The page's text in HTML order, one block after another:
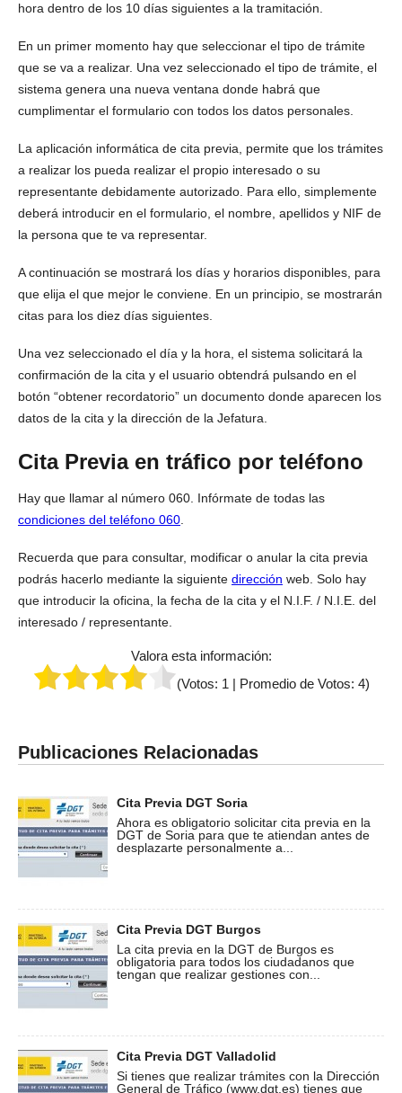
hora dentro de los 10 días siguientes a la tramitación.
En un primer momento hay que seleccionar el tipo de trámite
que se va a realizar. Una vez seleccionado el tipo de trámite, el
sistema genera una nueva ventana donde habrá que
cumplimentar el formulario con todos los datos personales.
La aplicación informática de cita previa, permite que los trámites
a realizar los pueda realizar el propio interesado o su
representante debidamente autorizado. Para ello, simplemente
deberá introducir en el formulario, el nombre, apellidos y NIF de
la persona que te va representar.
A continuación se mostrará los días y horarios disponibles, para
que elija el que mejor le conviene. En un principio, se mostrarán
citas para los diez días siguientes.
Una vez seleccionado el día y la hora, el sistema solicitará la
confirmación de la cita y el usuario obtendrá pulsando en el
botón “obtener recordatorio” un documento donde aparecen los
datos de la cita y la dirección de la Jefatura.
Cita Previa en tráfico por teléfono
Hay que llamar al número 060. Infórmate de todas las
condiciones del teléfono 060
Recuerda que para consultar, modificar o anular la cita previa
podrás hacerlo mediante la siguiente dirección web. Solo hay
que introducir la oficina, la fecha de la cita y el N.I.F. / N.I.E. del
interesado / representante.
Valora esta información:
(Votos: 1 | Promedio de Votos: 4)
Publicaciones Relacionadas
Cita Previa DGT Soria
Ahora es obligatorio solicitar cita previa en la
DGT de Soria para que te atiendan antes de
desplazarte personalmente a...
Cita Previa DGT Burgos
La cita previa en la DGT de Burgos es
obligatoria para todos los ciudadanos que
tengan que realizar gestiones con...
Cita Previa DGT Valladolid
Si tienes que realizar trámites con la Dirección
General de Tráfico (www.dgt.es) tienes que